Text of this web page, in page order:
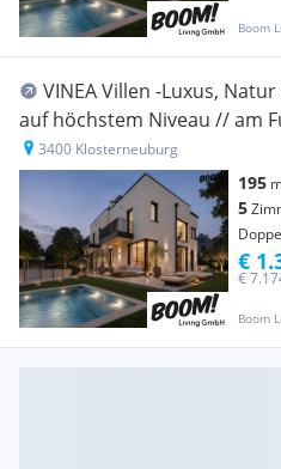
Boom
VINEA Villen -Luxus,
auf höchstem Niveau // am
Stiftes Klosterneuburg!!
3400 Klosterneuburg
195
5
Boom
€
€